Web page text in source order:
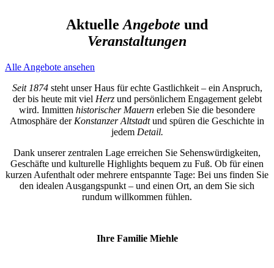
Aktuelle Angebote und
Veranstaltungen
Alle Angebote ansehen
Seit 1874steht unser Haus für echte Gastlichkeit – ein Anspruch,
der bis heute mit viel Herzund persönlichem Engagement gelebt
wird. Inmitten historischer Mauern erleben Sie die besondere
Atmosphäre der Konstanzer Altstadtund spüren die Geschichte in
jedem Detail.
Dank unserer zentralen Lage erreichen Sie Sehenswürdigkeiten,
Geschäfte und kulturelle Highlights bequem zu Fuß. Ob für einen
kurzen Aufenthalt oder mehrere entspannte Tage: Bei uns finden Sie
den idealen Ausgangspunkt – und einen Ort, an dem Sie sich
rundum willkommen fühlen.
Ihre Familie Miehle